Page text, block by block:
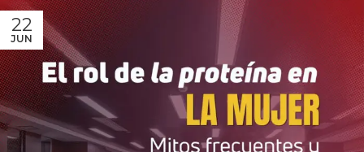
22
JUN